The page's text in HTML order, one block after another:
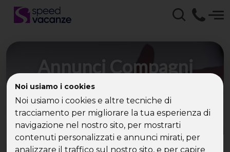
Noi usiamo i cookies
Noi usiamo i cookies e altre tecniche di
tracciamento per migliorare la tua esperienza di
navigazione nel nostro sito, per mostrarti
contenuti personalizzati e annunci mirati, per
analizzare il traffico sul nostro sito, e per capire
Annunci Compagni
Viaggio con Speed
Vacanze - Incontri e
Relazioni Sociali con
Single